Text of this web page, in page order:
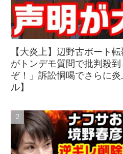
【大炎上】辺野古ボート
がトンデモ質問で批判殺
ぞ！」訴訟恫喝でさらに
ル】